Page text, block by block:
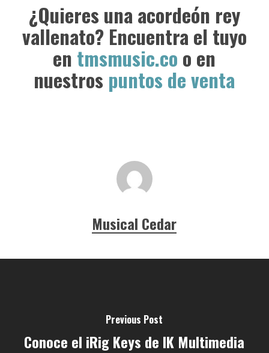
¿Quieres una acordeón rey
vallenato? Encuentra el tuyo
en tmsmusic.co o en
nuestros puntos de venta
Musical Cedar
Previous Post
Conoce el iRig Keys de IK Multimedia